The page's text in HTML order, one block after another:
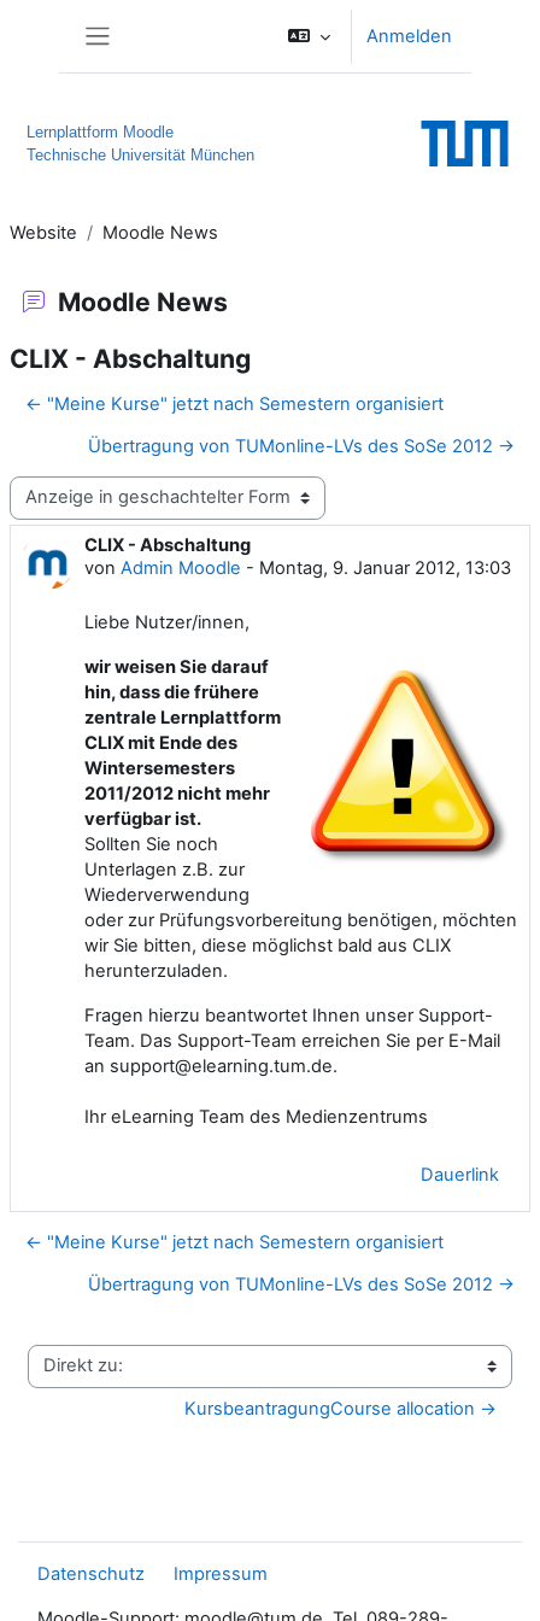
Anmelden
Lernplattform Moodle
Technische Universität München
Website Moodle News
Moodle News
CLIX - Abschaltung
← "Meine Kurse" jetzt nach Semestern organisiert
Übertragung von TUMonline-LVs des SoSe 2012 →
Anzeigemodus
CLIX - Abschaltung
von Admin Moodle - Montag, 9. Januar 2012, 13:03
Anzahl Antworten: 0
Liebe Nutzer/innen,
wir weisen Sie darauf
hin, dass die frühere
zentrale Lernplattform
CLIX mit Ende des
Wintersemesters
2011/2012 nicht mehr
verfügbar ist.
Sollten Sie noch
Unterlagen z.B. zur
Wiederverwendung
oder zur Prüfungsvorbereitung benötigen, möchten
wir Sie bitten, diese möglichst bald aus CLIX
herunterzuladen.
Fragen hierzu beantwortet Ihnen unser Support-
Team. Das Support-Team erreichen Sie per E-Mail
an support@elearning.tum.de.
Ihr eLearning Team des Medienzentrums
Dauerlink
← "Meine Kurse" jetzt nach Semestern organisiert
Übertragung von TUMonline-LVs des SoSe 2012 →
Direkt zu:
KursbeantragungCourse allocation →
Datenschutz Impressum